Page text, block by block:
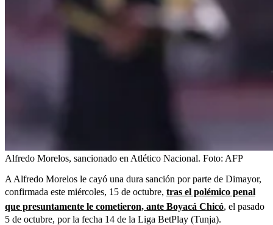
Alfredo Morelos, sancionado en Atlético Nacional. Foto: AFP
A Alfredo Morelos le cayó una dura sanción por parte de Dimayor,
confirmada este miércoles, 15 de octubre, tras el polémico penal
que presuntamente le cometieron, ante Boyacá Chicó, el pasado
5 de octubre, por la fecha 14 de la Liga BetPlay (Tunja).